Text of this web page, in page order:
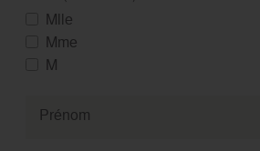
Mlle
Mme
M
Prénom